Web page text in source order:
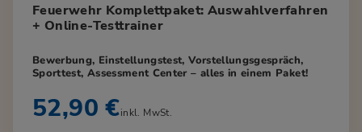
Feuerwehr Komplettpaket: Auswahlverfahren
+ Online-Testtrainer
Bewerbung, Einstellungstest, Vorstellungsgespräch,
Sporttest, Assessment Center – alles in einem Paket!
52,90 €inkl. MwSt.